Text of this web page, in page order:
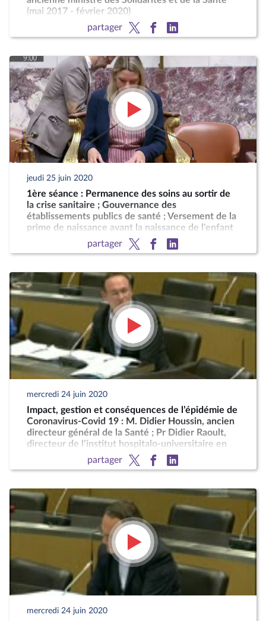
(mai 2017 - février 2020)
partager
jeudi 25 juin 2020
1ère séance : Permanence des soins au sortir de
la crise sanitaire ; Gouvernance des
établissements publics de santé ; Versement de la
prime de naissance avant la naissance de l'enfant
partager
mercredi 24 juin 2020
Impact, gestion et conséquences de l’épidémie de
Coronavirus-Covid 19 : M. Didier Houssin, ancien
directeur général de la Santé ; Pr Didier Raoult,
directeur de l’institut hospitalo-universitaire en
maladies infectieuses de Marseille
partager
mercredi 24 juin 2020